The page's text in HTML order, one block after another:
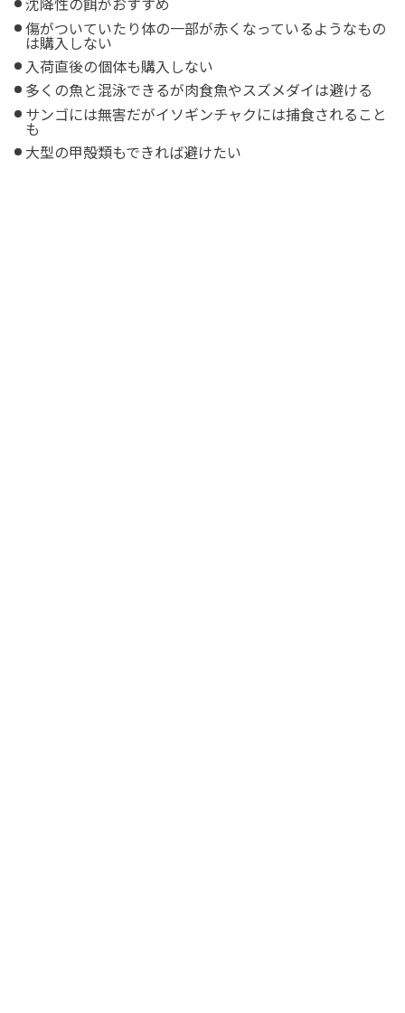
傷がついていたり体の一部が赤くなっているようなもの
は購入しない
入荷直後の個体も購入しない
多くの魚と混泳できるが肉食魚やスズメダイは避ける
サンゴには無害だがイソギンチャクには捕食されること
も
大型の甲殻類もできれば避けたい